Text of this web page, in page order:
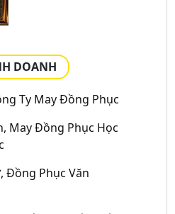
DOANH
Ty May Đồng Phục
May Đồng Phục Học
Đồng Phục Văn